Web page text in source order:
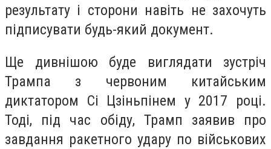
результату і сторони навіть не захочуть
підписувати будь-який документ.
Ще дивнішою буде виглядати зустріч
Трампа з червоним китайським
диктатором Сі Цзіньпінем у 2017 році.
Тоді, під час обіду, Трамп заявив про
завдання ракетного удару по військових